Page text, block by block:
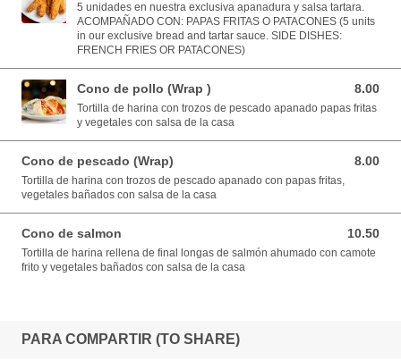
5 unidades en nuestra exclusiva apanadura y salsa tartara.
ACOMPAÑADO CON: PAPAS FRITAS O PATACONES (5 units
in our exclusive bread and tartar sauce. SIDE DISHES:
FRENCH FRIES OR PATACONES)
Cono de pollo (Wrap ) 8.00
8.00 USD
Tortilla de harina con trozos de pescado apanado papas fritas
y vegetales con salsa de la casa
Cono de pescado (Wrap) 8.00
8.00 USD
Tortilla de harina con trozos de pescado apanado con papas fritas,
vegetales bañados con salsa de la casa
Cono de salmon 10.50
10.50 USD
Tortilla de harina rellena de final longas de salmón ahumado con camote
frito y vegetales bañados con salsa de la casa
PARA COMPARTIR (TO SHARE)